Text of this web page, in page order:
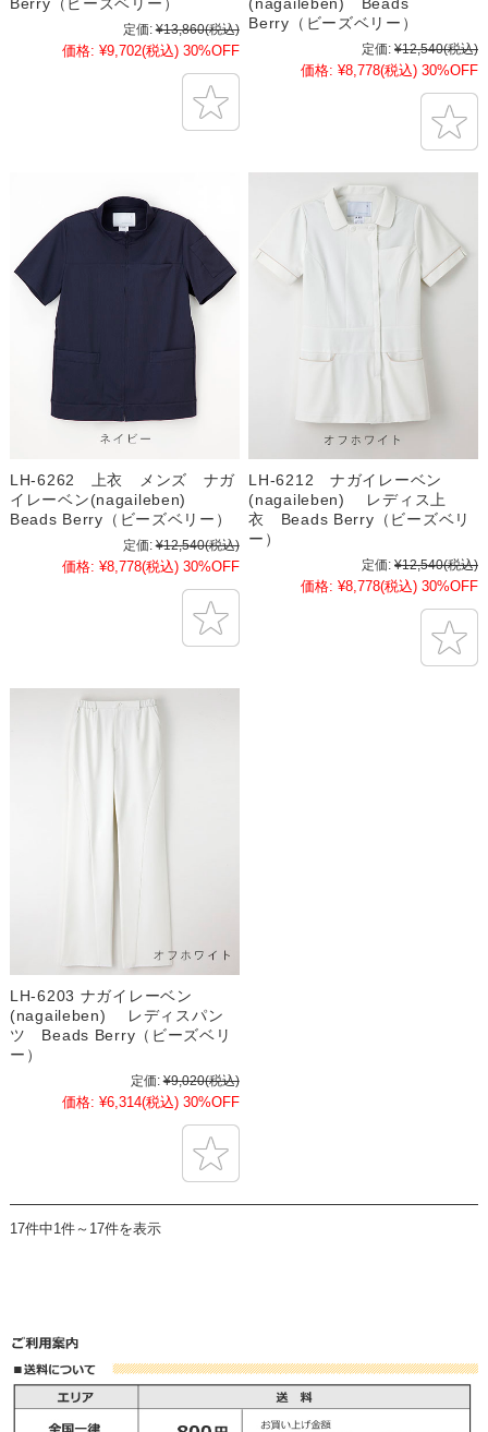
Berry（ビーズベリー）
定価: ¥13,860(税込)
価格: ¥9,702(税込) 30%OFF
(nagaileben) Beads
Berry（ビーズベリー）
定価: ¥12,540(税込)
価格: ¥8,778(税込) 30%OFF
LH-6262 上衣 メンズ ナガ
イレーベン(nagaileben)
Beads Berry（ビーズベリー）
定価: ¥12,540(税込)
価格: ¥8,778(税込) 30%OFF
LH-6212 ナガイレーベン
(nagaileben) レディス上
衣 Beads Berry（ビーズベリ
ー）
定価: ¥12,540(税込)
価格: ¥8,778(税込) 30%OFF
LH-6203 ナガイレーベン
(nagaileben) レディスパン
ツ Beads Berry（ビーズベリ
ー）
定価: ¥9,020(税込)
価格: ¥6,314(税込) 30%OFF
17件中1件～17件を表示